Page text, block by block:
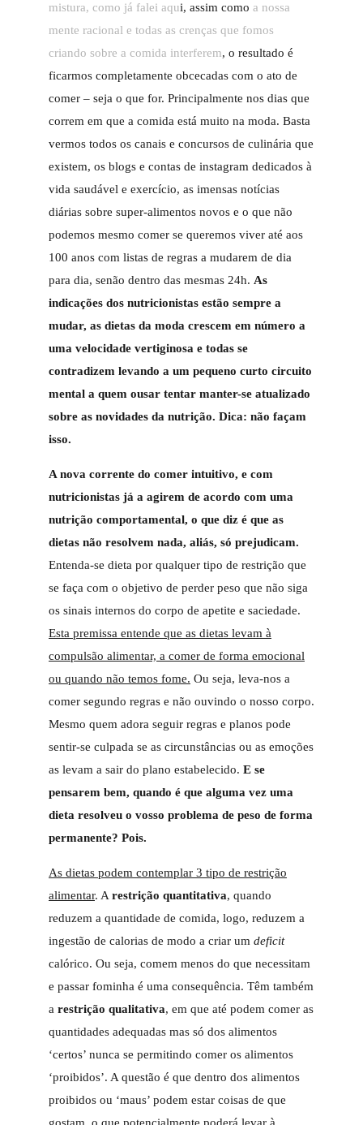
mistura, como já falei aqui, assim como a nossa
mente racional e todas as crenças que fomos
criando sobre a comida interferem, o resultado é
ficarmos completamente obcecadas com o ato de
comer – seja o que for. Principalmente nos dias que
correm em que a comida está muito na moda. Basta
vermos todos os canais e concursos de culinária que
existem, os blogs e contas de instagram dedicados à
vida saudável e exercício, as imensas notícias
diárias sobre super-alimentos novos e o que não
podemos mesmo comer se queremos viver até aos
100 anos com listas de regras a mudarem de dia
para dia, senão dentro das mesmas 24h. As
indicações dos nutricionistas estão sempre a
mudar, as dietas da moda crescem em número a
uma velocidade vertiginosa e todas se
contradizem levando a um pequeno curto circuito
mental a quem ousar tentar manter-se atualizado
sobre as novidades da nutrição. Dica: não façam
isso.
A nova corrente do comer intuitivo, e com
nutricionistas já a agirem de acordo com uma
nutrição comportamental, o que diz é que as
dietas não resolvem nada, aliás, só prejudicam.
Entenda-se dieta por qualquer tipo de restrição que
se faça com o objetivo de perder peso que não siga
os sinais internos do corpo de apetite e saciedade.
Esta premissa entende que as dietas levam à
compulsão alimentar, a comer de forma emocional
ou quando não temos fome. Ou seja, leva-nos a
comer segundo regras e não ouvindo o nosso corpo.
Mesmo quem adora seguir regras e planos pode
sentir-se culpada se as circunstâncias ou as emoções
as levam a sair do plano estabelecido. E se
pensarem bem, quando é que alguma vez uma
dieta resolveu o vosso problema de peso de forma
permanente? Pois.
As dietas podem contemplar 3 tipo de restrição
alimentar. Arestrição quantitativa, quando
reduzem a quantidade de comida, logo, reduzem a
ingestão de calorias de modo a criar um deficit
calórico. Ou seja, comem menos do que necessitam
e passar fominha é uma consequência. Têm também
a restrição qualitativa, em que até podem comer as
quantidades adequadas mas só dos alimentos
‘certos’ nunca se permitindo comer os alimentos
‘proibidos’. A questão é que dentro dos alimentos
proibidos ou ‘maus’ podem estar coisas de que